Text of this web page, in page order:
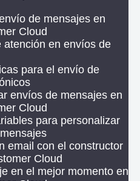
de mensajes en
Cloud
atención en envíos de
para el envío de
envíos de mensajes en
Cloud
para personalizar
email con el constructor
Cloud
en el mejor momento en